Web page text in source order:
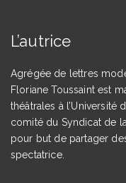
L’autrice
Agrégée de lettres
Floriane Toussaint est
théâtrales à l’Université
comité du Syndicat de
pour but de partager
spectatrice.